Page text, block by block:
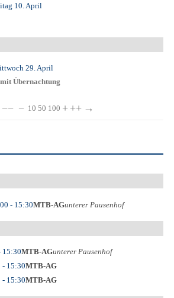
10. April
29. April
Übernachtung
−− − 10 50 100 + ++ →
- 15:30MTB-AGunterer Pausenhof
15:30MTB-AGunterer Pausenhof
- 15:30MTB-AG
- 15:30MTB-AG